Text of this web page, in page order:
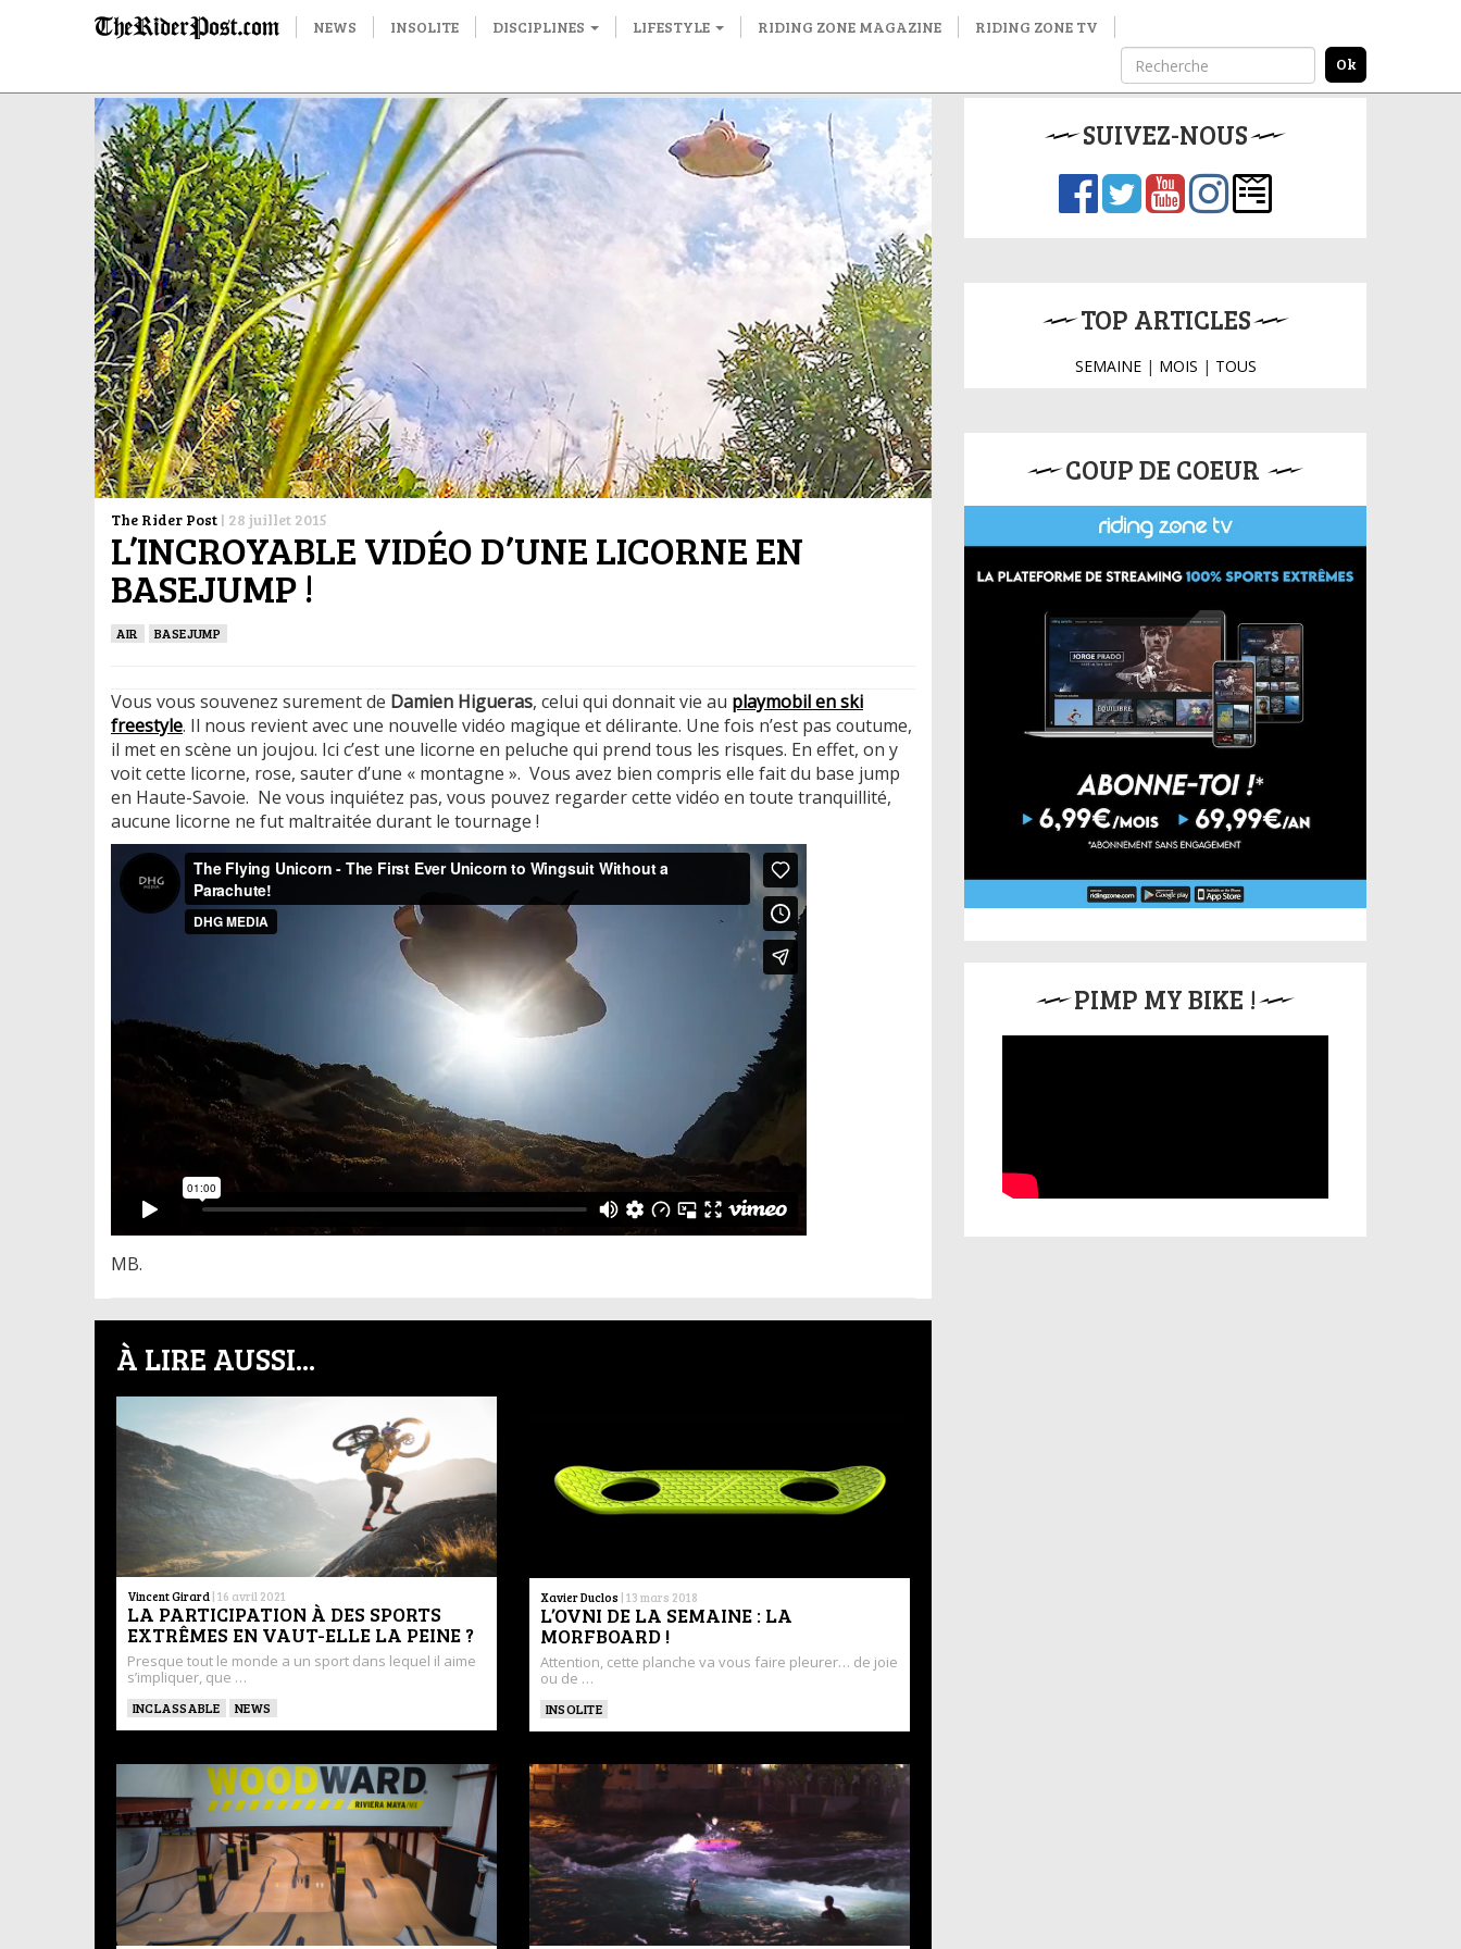
NEWS INSOLITE DISCIPLINES LIFESTYLE RIDING ZONE MAGAZINE RIDING ZONE TV
The Rider Post | 28 juillet 2015
L’INCROYABLE VIDÉO D’UNE LICORNE EN
BASEJUMP !
AIR BASEJUMP
Vous vous souvenez surement de Damien Higueras, celui qui donnait vie au playmobil en ski
freestyle. Il nous revient avec une nouvelle vidéo magique et délirante. Une fois n’est pas coutume,
il met en scène un joujou. Ici c’est une licorne en peluche qui prend tous les risques. En effet, on y
voit cette licorne, rose, sauter d’une « montagne ». Vous avez bien compris elle fait du base jump
en Haute-Savoie. Ne vous inquiétez pas, vous pouvez regarder cette vidéo en toute tranquillité,
aucune licorne ne fut maltraitée durant le tournage !
MB.
À LIRE AUSSI...
Vincent Girard | 16 avril 2021
LA PARTICIPATION À DES SPORTS
EXTRÊMES EN VAUT-ELLE LA PEINE ?
Presque tout le monde a un sport dans lequel il aime
s’impliquer, que …
INCLASSABLE NEWS
Xavier Duclos | 13 mars 2018
L’OVNI DE LA SEMAINE : LA
MORFBOARD !
Attention, cette planche va vous faire pleurer… de joie
ou de …
INSOLITE
SUIVEZ-NOUS
TOP ARTICLES
SEMAINE| MOIS | TOUS
COUP DE COEUR
PIMP MY BIKE !